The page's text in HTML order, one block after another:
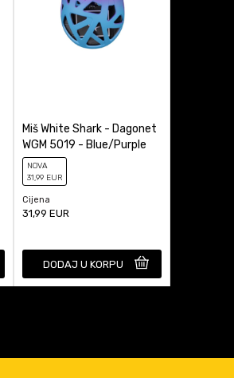
Miš White Shark - Dagonet
WGM 5019 - Blue/Purple
NOVA
31,99 EUR
Cijena
31,99 EUR
DODAJ U KORPU